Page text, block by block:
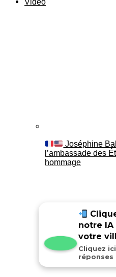
Vidéo
Joséphine
l’ambassade des
hommage
notre
votre
Cliquez
réponses